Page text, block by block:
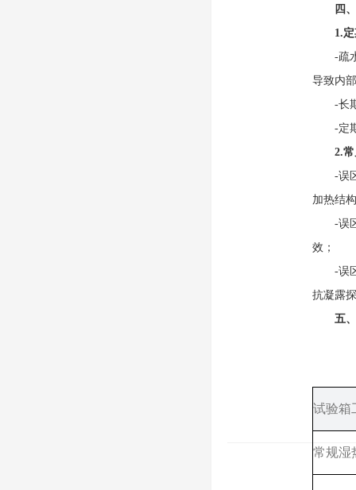
四
1.
-疏水
导致内
-长期
-定期
2.常
-误区1
加热结
-误区2
效；
-误区3
抗凝露
五、
试验箱
常规湿